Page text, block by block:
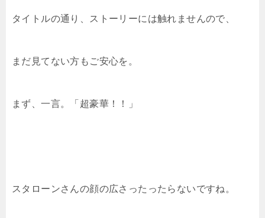
タイトルの通り、ストーリーには触れませんので、
まだ見てない方もご安心を。
まず、一言。「超豪華！！」
スタローンさんの顔の広さったったらないですね。